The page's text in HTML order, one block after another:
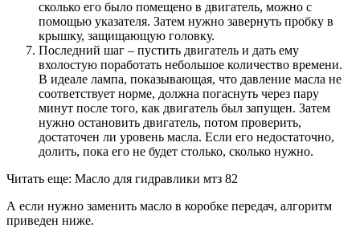
сколько его было помещено в двигатель, можно с
помощью указателя. Затем нужно завернуть пробку в
крышку, защищающую головку.
Последний шаг – пустить двигатель и дать ему
вхолостую поработать небольшое количество времени.
В идеале лампа, показывающая, что давление масла не
соответствует норме, должна погаснуть через пару
минут после того, как двигатель был запущен. Затем
нужно остановить двигатель, потом проверить,
достаточен ли уровень масла. Если его недостаточно,
долить, пока его не будет столько, сколько нужно.
Читать еще: Масло для гидравлики мтз 82
А если нужно заменить масло в коробке передач, алгоритм
приведен ниже.